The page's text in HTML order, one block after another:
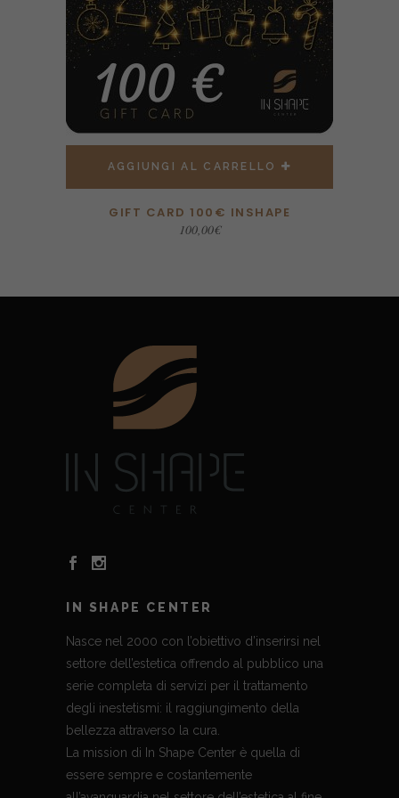
AGGIUNGI AL CARRELLO
GIFT CARD 100€ INSHAPE
100,00€
IN SHAPE CENTER
Nasce nel 2000 con l’obiettivo d’inserirsi nel
settore dell’estetica offrendo al pubblico una
serie completa di servizi per il trattamento
degli inestetismi: il raggiungimento della
bellezza attraverso la cura.
La mission di In Shape Center è quella di
essere sempre e costantemente